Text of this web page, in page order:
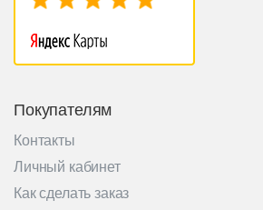
Покупателям
Контакты
Личный кабинет
Как сделать заказ